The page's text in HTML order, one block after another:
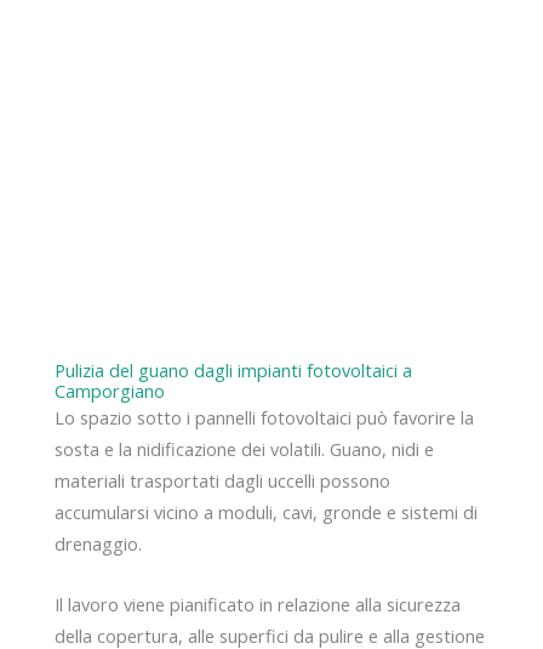
Pulizia del guano dagli impianti fotovoltaici a
Camporgiano
Lo spazio sotto i pannelli fotovoltaici può favorire la
sosta e la nidificazione dei volatili. Guano, nidi e
materiali trasportati dagli uccelli possono
accumularsi vicino a moduli, cavi, gronde e sistemi di
drenaggio.
Il lavoro viene pianificato in relazione alla sicurezza
della copertura, alle superfici da pulire e alla gestione